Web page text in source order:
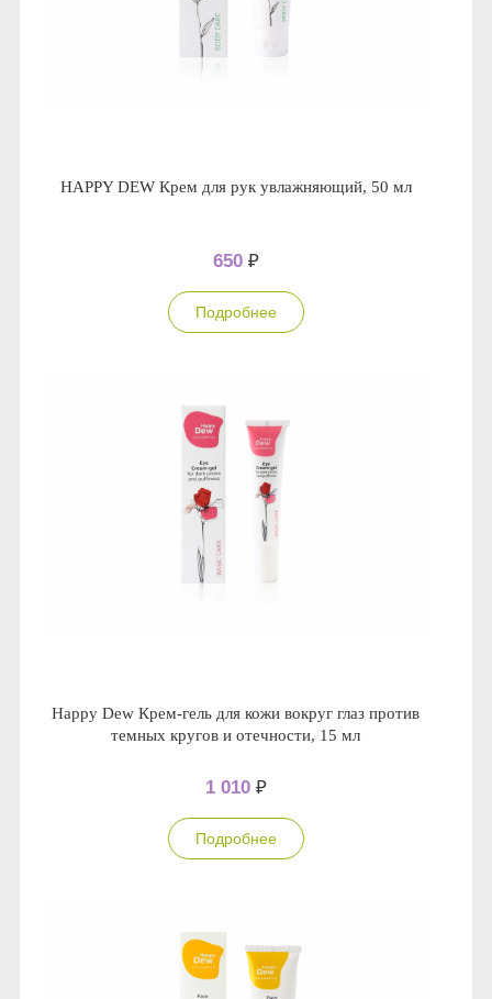
HAPPY DEW Крем для рук увлажняющий, 50 мл
650 ₽
Подробнее
Happy Dew Крем-гель для кожи вокруг глаз против
темных кругов и отечности, 15 мл
1 010 ₽
Подробнее